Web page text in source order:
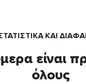
ΚΑΙ
είναι
όλους